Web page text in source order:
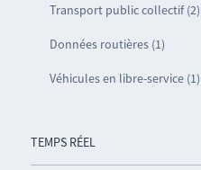
Transport public collectif (2)
Données routières (1)
Véhicules en libre-service (1)
TEMPS RÉEL